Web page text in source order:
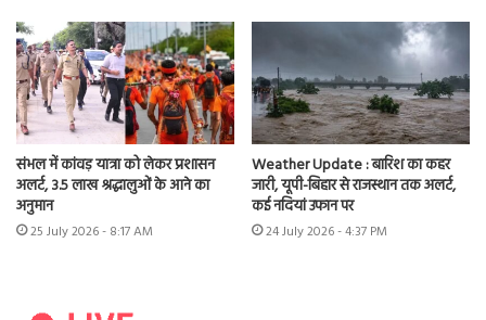
संभल में कांवड़ यात्रा को लेकर प्रशासन
अलर्ट, 3.5 लाख श्रद्धालुओं के आने का
अनुमान
25 July 2026 - 8:17 AM
Weather Update : बारिश का कहर
जारी, यूपी-बिहार से राजस्थान तक अलर्ट,
कई नदियां उफान पर
24 July 2026 - 4:37 PM